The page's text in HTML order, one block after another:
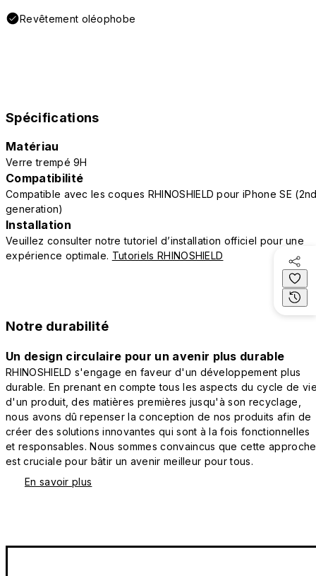
Revêtement oléophobe
Spécifications
Matériau
Verre trempé 9H
Compatibilité
Compatible avec les coques RHINOSHIELD pour iPhone SE
generation)
Installation
Veuillez consulter notre tutoriel d’installation officiel pour une
expérience optimale. Tutoriels RHINOSHIELD
Notre durabilité
Un design circulaire pour un avenir plus durable
RHINOSHIELD s'engage en faveur d'un développement plus
durable. En prenant en compte tous les aspects du cycle de
d'un produit, des matières premières jusqu'à son recyclage,
nous avons dû repenser la conception de nos produits afin de
créer des solutions innovantes qui sont à la fois fonctionnelles
et responsables. Nous sommes convaincus que cette approche
est cruciale pour bâtir un avenir meilleur pour tous.
En savoir plus